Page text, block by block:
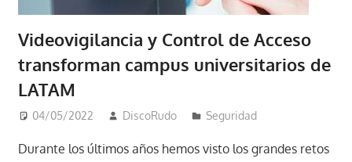
Videovigilancia y Control de Acceso
transforman campus universitarios de
LATAM
04/05/2022 DiscoRudo Seguridad
Durante los últimos años hemos visto los grandes retos